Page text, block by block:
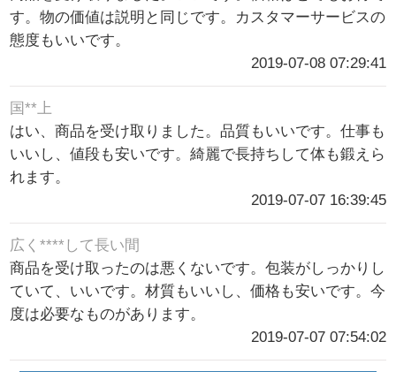
す。物の価値は説明と同じです。カスタマーサービスの
態度もいいです。
2019-07-08 07:29:41
国**上
はい、商品を受け取りました。品質もいいです。仕事も
いいし、値段も安いです。綺麗で長持ちして体も鍛えら
れます。
2019-07-07 16:39:45
広く****して長い間
商品を受け取ったのは悪くないです。包装がしっかりし
ていて、いいです。材質もいいし、価格も安いです。今
度は必要なものがあります。
2019-07-07 07:54:02